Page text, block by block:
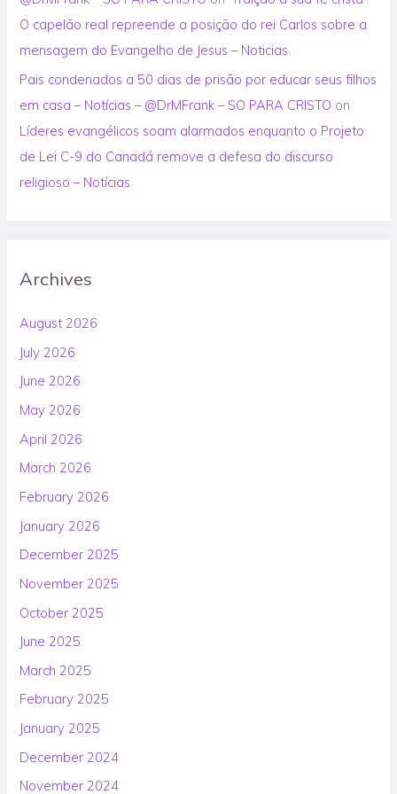
O capelão real repreende a posição do rei Carlos sobre a
mensagem do Evangelho de Jesus – Noticias
Pais condenados a 50 dias de prisão por educar seus filhos
em casa – Notícias – @DrMFrank – SO PARA CRISTO on
Líderes evangélicos soam alarmados enquanto o Projeto
de Lei C-9 do Canadá remove a defesa do discurso
religioso – Notícias
Archives
August 2026
July 2026
June 2026
May 2026
April 2026
March 2026
February 2026
January 2026
December 2025
November 2025
October 2025
June 2025
March 2025
February 2025
January 2025
December 2024
November 2024